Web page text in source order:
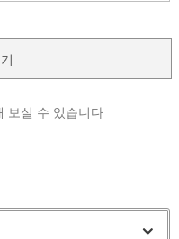
보실 수 있습니다